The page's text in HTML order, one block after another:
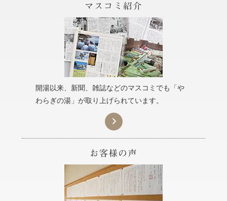
開湯以来、新聞、雑誌などのマスコミでも「や
わらぎの湯」が取り上げられています。
